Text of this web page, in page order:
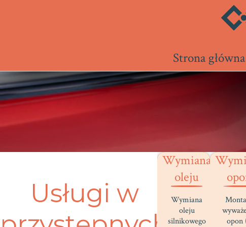
Strona główna
Usługi w
Wymiana
oleju
Wymiana
oleju
silnikowego
opon